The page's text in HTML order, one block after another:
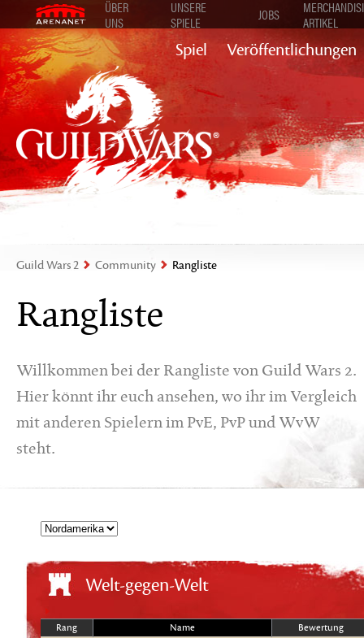
ÜBER
UNS
UNSERE
SPIELE
JOBS
ARTIKEL
Spiel Veröffentlichungen
Guild Wars 2 Community Rangliste
Rangliste
Willkommen bei der Rangliste von Guild Wars 2.
Hier könnt ihr euch ansehen, wo ihr im Vergleich
mit anderen Spielern im PvE, PvP und WvW
steht.
Welt-gegen-Welt
Rang Name Bewertung